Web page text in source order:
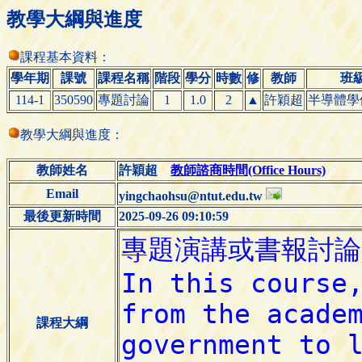
教學大綱與進度
課程基本資料：
學年期
課號 課程名稱 階段 學分 時數 修 教師
班
114-1
350590 專題討論 1 1.0 2 ▲ 許穎超 半導體
教學大綱與進度：
教師姓名 許穎超教師諮商時間(Office Hours)
Email
yingchaohsu@ntut.edu.tw
最後更新時間
2025-09-26 09:10:59
課程大綱